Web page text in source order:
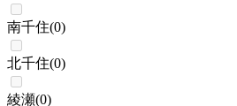
南千住(0)
北千住(0)
綾瀬(0)